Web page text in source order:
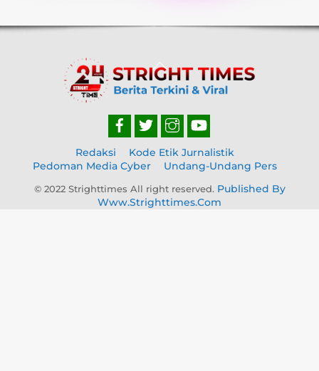
Back
To
Top
Redaksi
Kode Etik Jurnalistik
Pedoman Media Cyber
Undang-Undang Pers
© 2022 Strighttimes All right reserved. Published By
Www.strighttimes.com